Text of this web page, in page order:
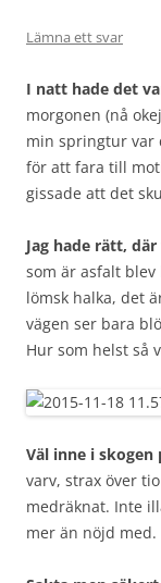
Lämna ett svar
I natt hade det
morgonen (nå
min springtur var
för att fara till
gissade att det
Jag hade rätt,
som är asfalt
lömsk halka, det
vägen ser bara
Hur som helst så
Väl inne i
varv, strax över
medräknat. Inte
mer än nöjd med.